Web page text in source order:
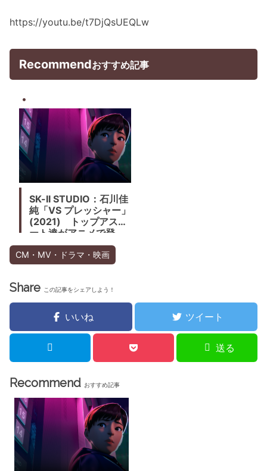
https://youtu.be/t7DjQsUEQLw
Recommendおすすめ記事
SK-II STUDIO：石川佳
純「VS プレッシャー」
(2021) トップアスリ
ート達がアニメで登
場。彼女たちの内面に
焦点を当てた「VS」シ
リーズ。
CM・MV・ドラマ・映画
Share この記事をシェアしよう！
いいね ツイート
送る
Recommend おすすめ記事